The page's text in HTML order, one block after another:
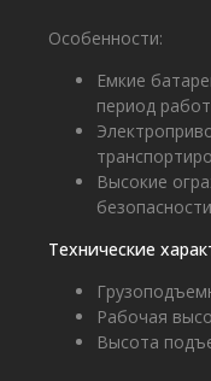
Особенности:
Емкие
период
Высокие
Технические
Рабочая
Высота